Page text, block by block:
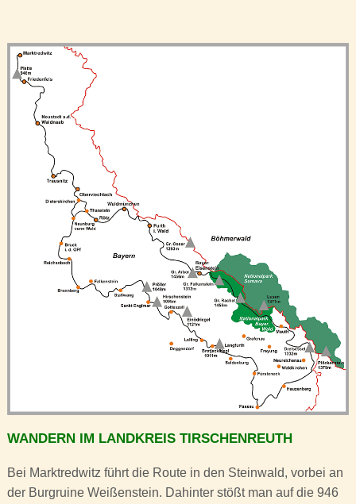
WANDERN IM LANDKREIS TIRSCHENREUTH
Bei Marktredwitz führt die Route in den Steinwald, vorbei an
der Burgruine Weißenstein. Dahinter stößt man auf die 946